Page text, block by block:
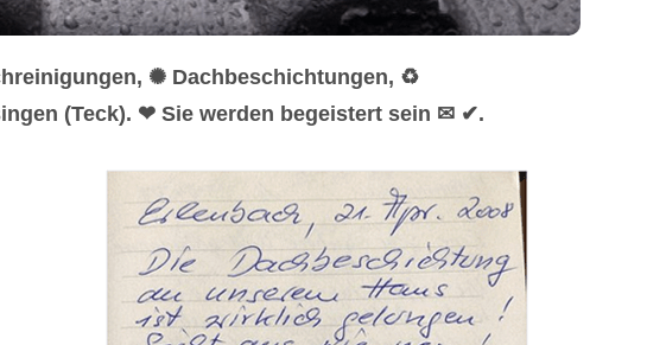
✺ Dachbeschichtungen, ♻
(Teck). ❤ Sie werden begeistert sein ✉ ✔.